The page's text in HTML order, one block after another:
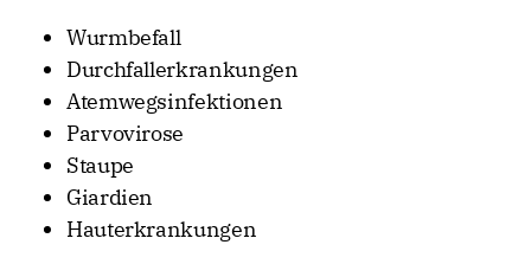
Wurmbefall
Durchfallerkrankungen
Atemwegsinfektionen
Parvovirose
Staupe
Giardien
Hauterkrankungen